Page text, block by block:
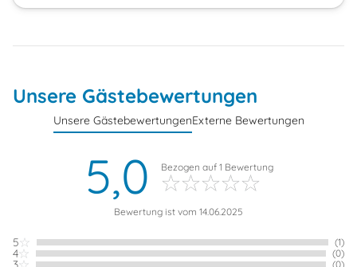
Unsere Gästebewertungen
Unsere GästebewertungenExterne Bewertungen
5,0 Bezogen auf 1 Bewertung
Bewertung ist vom 14.06.2025
5 (1)
4 (0)
(0)